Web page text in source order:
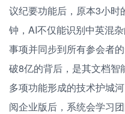
议纪要功能后，原本3小时
钟，AI不仅能识别中英混
事项并同步到所有参会者
破8亿的背后，是其文档智
多项功能形成的技术护城
阅企业版后，系统会学习